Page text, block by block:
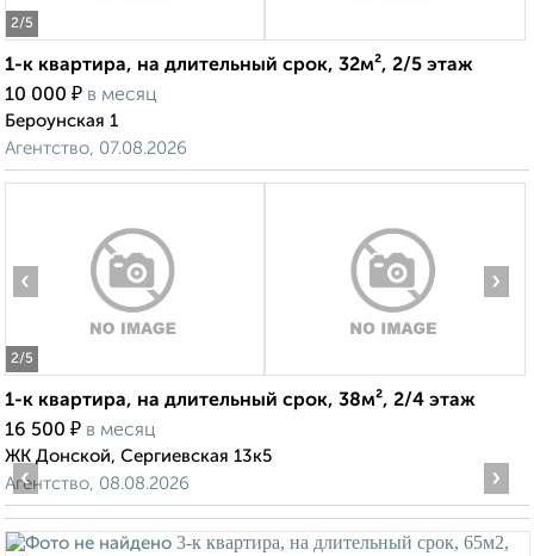
2/5
1-к квартира, на длительный срок, 32м², 2/5 этаж
10 000 ₽ в месяц
Бероунская 1
Агентство, 07.08.2026
2/5
‹ ›
1-к квартира, на длительный срок, 38м², 2/4 этаж
16 500 ₽ в месяц
ЖК Донской, Сергиевская 13к5
Агентство, 08.08.2026
‹ ›